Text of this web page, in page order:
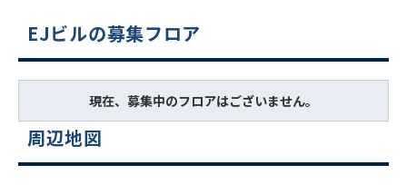
EJビルの募集フロア
現在、募集中のフロアはございません。
周辺地図